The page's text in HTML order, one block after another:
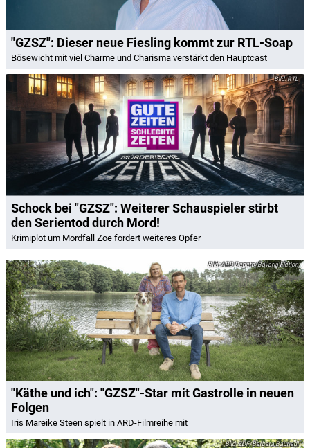
"GZSZ": Dieser neue Fiesling kommt zur RTL-Soap
Bösewicht mit viel Charme und Charisma verstärkt den Hauptcast
RTL
Schock bei "GZSZ": Weiterer Schauspieler stirbt
den Serientod durch Mord!
Krimiplot um Mordfall Zoe fordert weiteres Opfer
ARD Degeto/Bavaria Fiction
"Käthe und ich": "GZSZ"-Star mit Gastrolle in neuen
Folgen
Iris Mareike Steen spielt in ARD-Filmreihe mit
ZDF/Barbara Bauriedl